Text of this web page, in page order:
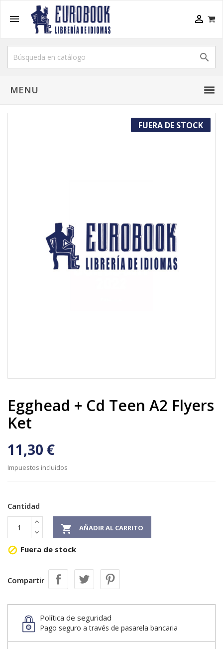
 

MENU
FUERA DE STOCK
Egghead + Cd Teen A2 Flyers
Ket
11,30 €
Impuestos incluidos
Cantidad
 AÑADIR AL CARRITO
 Fuera de stock
Compartir
Política de seguridad
Pago seguro a través de pasarela bancaria